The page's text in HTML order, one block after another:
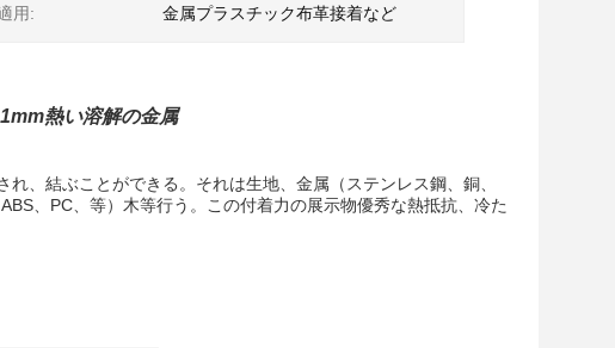
用: 金属プラスチック布革接着など
熱い溶解の金属
、結ぶことができる。それは生地、金属（ステンレス鋼、銅、
、PC、等）木等行う。この付着力の展示物優秀な熱抵抗、冷た